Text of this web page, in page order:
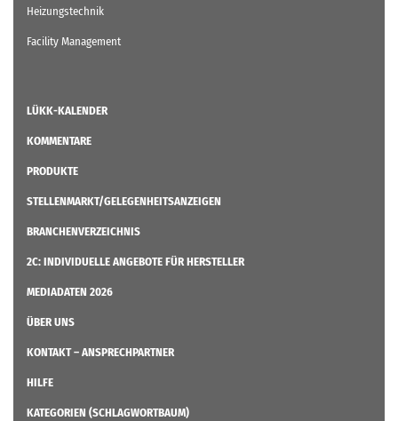
Heizungstechnik
Facility Management
LÜKK-KALENDER
KOMMENTARE
PRODUKTE
STELLENMARKT/GELEGENHEITSANZEIGEN
BRANCHENVERZEICHNIS
2C: INDIVIDUELLE ANGEBOTE FÜR HERSTELLER
MEDIADATEN 2026
ÜBER UNS
KONTAKT – ANSPRECHPARTNER
HILFE
KATEGORIEN (SCHLAGWORTBAUM)